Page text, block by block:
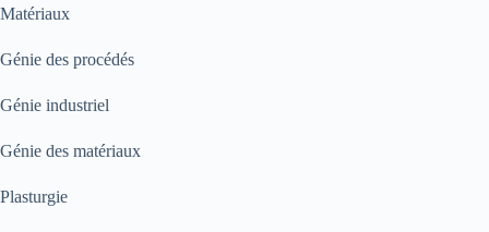
Matériaux
Génie des procédés
Génie industriel
Génie des matériaux
Plasturgie